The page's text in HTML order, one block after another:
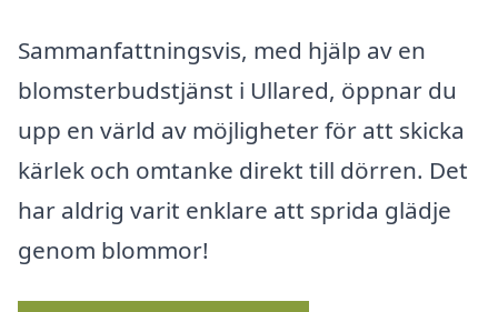
Sammanfattningsvis, med hjälp av en
blomsterbudstjänst i Ullared, öppnar du
upp en värld av möjligheter för att skicka
kärlek och omtanke direkt till dörren. Det
har aldrig varit enklare att sprida glädje
genom blommor!